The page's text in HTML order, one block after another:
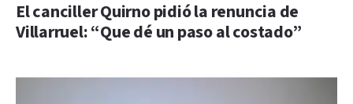
El canciller Quirno pidió la renuncia de
Villarruel: “Que dé un paso al costado”